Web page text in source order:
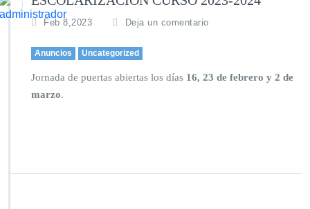
Feb 8,2023 Deja un comentario
Anuncios Uncategorized
Jornada de puertas abiertas los días 16, 23 de febrero y 2 de
marzo.